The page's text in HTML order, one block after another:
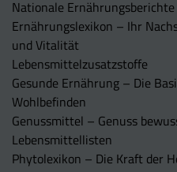
Nationale Ernährungsberichte
Ernährungslexikon – Ihr
und Vitalität
Lebensmittelzusatzstoffe
Gesunde Ernährung – Die
Wohlbefinden
Genussmittel – Genuss
Lebensmittellisten
Phytolexikon – Die Kraft der